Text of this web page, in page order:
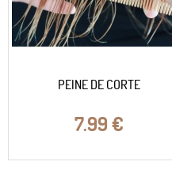
PEINE DE CORTE
7.99 €